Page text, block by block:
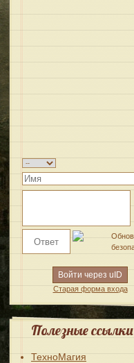
Войти через uID
Старая форма входа
Полезные ссылки
ТехноМагия